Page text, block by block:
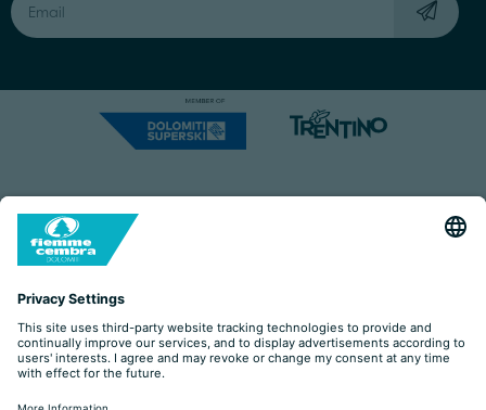
Capitale Sociale: Euro 220.000,00 | VAT: 01901280220
COOKIES IMPRINT